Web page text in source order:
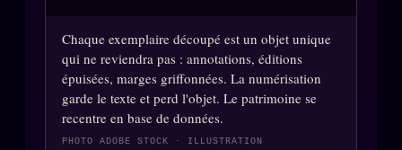
À propos
Founders
Chaque exemplaire découpé est un objet unique
qui ne reviendra pas : annotations, éditions
épuisées, marges griffonnées. La numérisation
garde le texte et perd l'objet. Le patrimoine se
recentre en base de données.
PHOTO ADOBE STOCK · ILLUSTRATION